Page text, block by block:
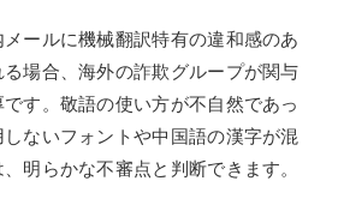
ールに機械翻訳特有の違和感のあ
場合、海外の詐欺グループが関与
す。敬語の使い方が不自然であっ
ないフォントや中国語の漢字が混
明らかな不審点と判断できます。